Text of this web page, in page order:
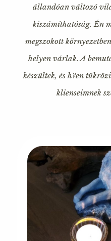
állandóan változó
kiszámíthatóság. Én
megszokott
helyen várlak. A
készültek, és h?en
klienseimnek